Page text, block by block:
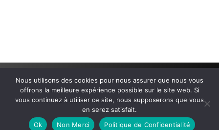
Mairie de Ham-sous-Varsberg– Tous droits réservés – Réalisé
parWembi Communication–Mentions légales– Politique de
Confidentialité
Nous utilisons des cookies pour nous assurer que nous vous
offrons la meilleure expérience possible sur le site web. Si
vous continuez à utiliser ce site, nous supposerons que vous
en serez satisfait.
Ok
Non Merci Politique de Confidentialité